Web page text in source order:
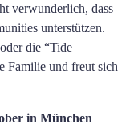
verwunderlich, dass
unterstützen.
die “Tide
Familie und freut sich
in München